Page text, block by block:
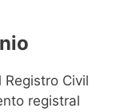
Civil
registral